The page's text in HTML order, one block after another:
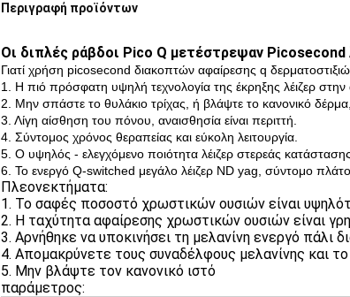
Περιγραφή προϊόντων
Οι διπλές ράβδοι Pico Q μετέστρεψαν Picosecond
Γιατί χρήση picosecond διακοπτών αφαίρεσης q
1. Η πιό πρόσφατη υψηλή τεχνολογία της έκρηξης λέιζερ στην
2. Μην σπάστε το θυλάκιο τρίχας, ή βλάψτε το κανονικό
3. Λίγη αίσθηση του πόνου, αναισθησία είναι περιττή.
4. Σύντομος χρόνος θεραπείας και εύκολη λειτουργία.
5. Ο υψηλός - ελεγχόμενο ποιότητα λέιζερ στερεάς
6. Το ενεργό Q-switched μεγάλο λέιζερ ND yag, σύντομο
Πλεονεκτήματα:
1. Το σαφές ποσοστό χρωστικών ουσιών είναι
2. Η ταχύτητα αφαίρεσης χρωστικών ουσιών είναι
3. Αρνήθηκε να υποκινήσει τη μελανίνη ενεργό πάλι
4. Απομακρύνετε τους συναδέλφους μελανίνης και
5. Μην βλάψτε τον κανονικό ιστό
παράμετρος: